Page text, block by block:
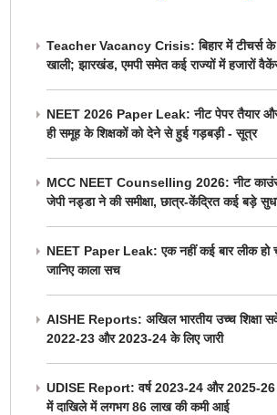
Teacher Vacancy Crisis: बिहार में टीचर्स
खाली; झारखंड, एमपी समेत कई राज्यों में हजारों
NEET 2026 Paper Leak: नीट पेपर तैयार
ही समूह के शिक्षकों को देने से हुई गड़बड़ी - सूत्र
MCC NEET Counselling 2026: नीट
जेपी नड्डा ने की समीक्षा, छात्र-केंद्रित कई बड़े
NEET Paper Leak: एक नहीं कई बार लीक हो
जानिए काला सच
AISHE Reports: अखिल भारतीय उच्च शिक्षा
2022-23 और 2023-24 के लिए जारी
UDISE Report: वर्ष 2023-24 और 2025-26
में दाखिले में लगभग 86 लाख की कमी आई